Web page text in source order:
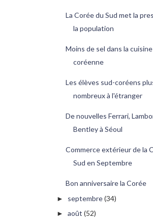
La Corée du Sud met la
la population
Moins de sel dans la cuisine
coréenne
Les élèves sud-coréens
nombreux à l'étranger
De nouvelles Ferrari,
Bentley à Séoul
Commerce extérieur de la
Sud en Septembre
Bon anniversaire la Corée
► septembre(34)
► août (52)